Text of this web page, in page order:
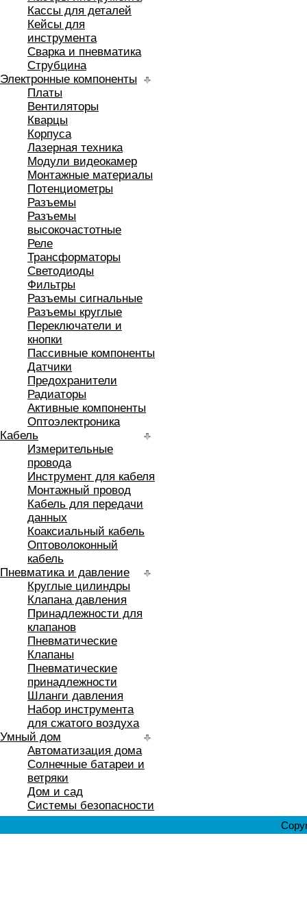
Кассы для деталей
Кейсы для
инструмента
Сварка и пневматика
Струбцина
Электронные компоненты
Платы
Вентиляторы
Кварцы
Корпуса
Лазерная техника
Модули видеокамер
Монтажные материалы
Потенциометры
Разъемы
Разъемы
высокочастотные
Реле
Трансформаторы
Светодиоды
Фильтры
Разъемы сигнальные
Разъемы круглые
Переключатели и
кнопки
Пассивные компоненты
Датчики
Предохранители
Радиаторы
Активные компоненты
Оптоэлектроника
Кабель
Измерительные
провода
Инструмент для кабеля
Монтажный провод
Кабель для передачи
данных
Коаксиальный кабель
Оптоволоконный
кабель
Пневматика и давление
Круглые цилиндры
Клапана давления
Принадлежности для
клапанов
Пневматические
Клапаны
Пневматические
принадлежности
Шланги давления
Набор инструмента
для сжатого воздуха
Умный дом
Автоматизация дома
Солнечные батареи и
ветряки
Дом и сад
Системы безопасности